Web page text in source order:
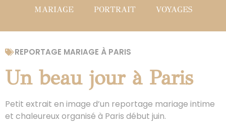
MARIAGE PORTRAIT VOYAGES
REPORTAGE MARIAGE À PARIS
Un beau jour à Paris
Petit extrait en image d’un reportage mariage intime
et chaleureux organisé à Paris début juin.